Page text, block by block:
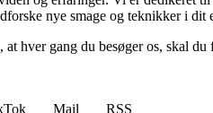
nye smage og teknikker i dit
gang du besøger os, skal
Mail
RSS